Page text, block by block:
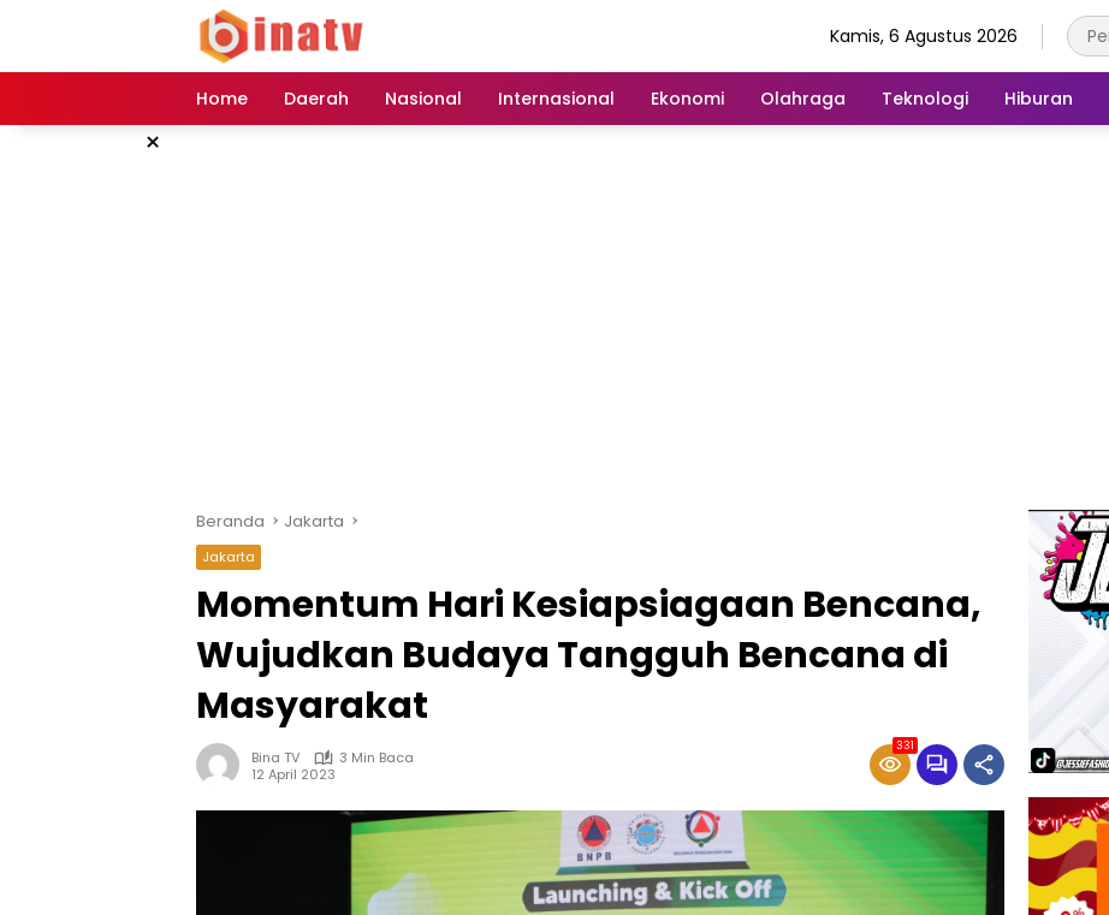
Kamis, 6 Agustus 2026
Home Daerah Nasional Internasional Ekonomi Olahraga Teknologi Hiburan
×
Beranda Jakarta
Jakarta
Momentum Hari Kesiapsiagaan Bencana,
Wujudkan Budaya Tangguh Bencana di
Masyarakat
Bina TV
3 Min Baca
12 April 2023
331